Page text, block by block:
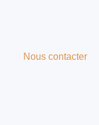
Nous contacter